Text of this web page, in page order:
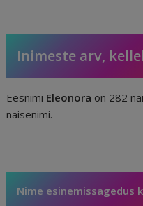
Inimeste arv,
Eesnimi Eleonora on 282
naisenimi.
Nime esinemissagedus